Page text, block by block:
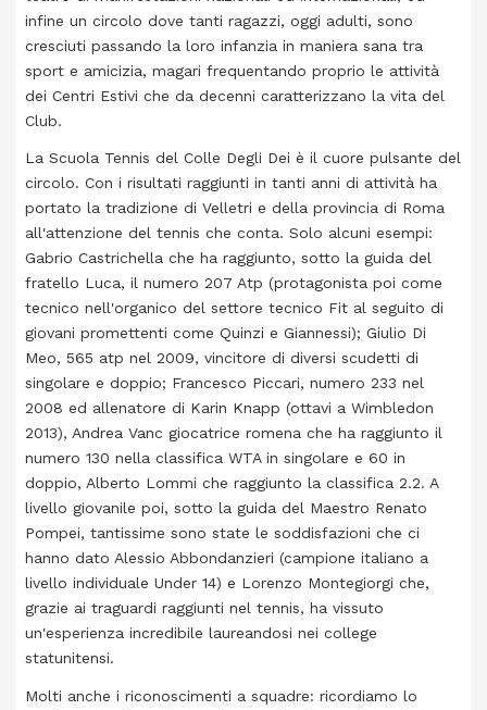
infine un circolo dove tanti ragazzi, oggi adulti, sono
cresciuti passando la loro infanzia in maniera sana tra
sport e amicizia, magari frequentando proprio le attività
dei Centri Estivi che da decenni caratterizzano la vita del
Club.
La Scuola Tennis del Colle Degli Dei è il cuore pulsante del
circolo. Con i risultati raggiunti in tanti anni di attività ha
portato la tradizione di Velletri e della provincia di Roma
all'attenzione del tennis che conta. Solo alcuni esempi:
Gabrio Castrichella che ha raggiunto, sotto la guida del
fratello Luca, il numero 207 Atp (protagonista poi come
tecnico nell'organico del settore tecnico Fit al seguito di
giovani promettenti come Quinzi e Giannessi); Giulio Di
Meo, 565 atp nel 2009, vincitore di diversi scudetti di
singolare e doppio; Francesco Piccari, numero 233 nel
2008 ed allenatore di Karin Knapp (ottavi a Wimbledon
2013), Andrea Vanc giocatrice romena che ha raggiunto il
numero 130 nella classifica WTA in singolare e 60 in
doppio, Alberto Lommi che raggiunto la classifica 2.2. A
livello giovanile poi, sotto la guida del Maestro Renato
Pompei, tantissime sono state le soddisfazioni che ci
hanno dato Alessio Abbondanzieri (campione italiano a
livello individuale Under 14) e Lorenzo Montegiorgi che,
grazie ai traguardi raggiunti nel tennis, ha vissuto
un'esperienza incredibile laureandosi nei college
statunitensi.
Molti anche i riconoscimenti a squadre: ricordiamo lo